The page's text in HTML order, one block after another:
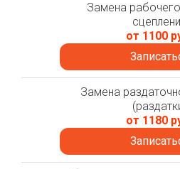
Замена
от 1100
Замена
от 1180